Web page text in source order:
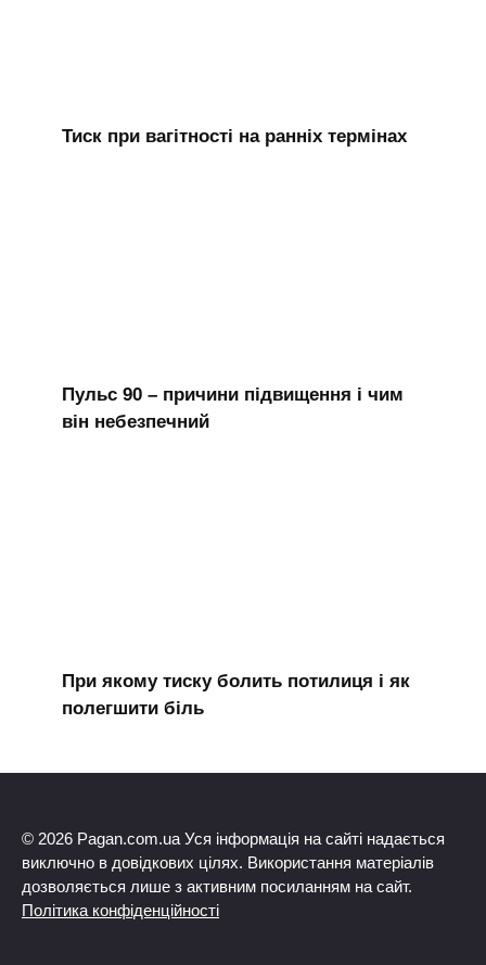
Тиск при вагітності на ранніх термінах
Пульс 90 – причини підвищення і чим
він небезпечний
При якому тиску болить потилиця і як
полегшити біль
© 2026 Pagan.com.ua Уся інформація на сайті надається
виключно в довідкових цілях. Використання матеріалів
дозволяється лише з активним посиланням на сайт.
Політика конфіденційності